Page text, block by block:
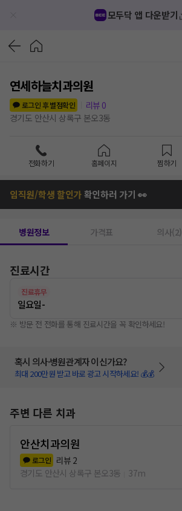
모두닥 앱 다운받기
연세하늘치과의원
로그인 후 별점확인
리뷰 0
경기도 안산시 상록구 본오3동
전화하기 홈페이지 찜하기
임직원/학생 할인가확인하러 가기 👀
병원정보 가격표 의사(2)
진료시간
진료휴무
일요일-
※ 방문 전 전화를 통해 진료시간을 꼭 확인하세요!
혹시 의사·병원관계자 이신가요?
최대 200만원 받고 바로 광고 시작하세요! 💰💰
주변 다른 치과
안산치과의원
로그인 리뷰 2
경기도 안산시 상록구 본오3동
37m